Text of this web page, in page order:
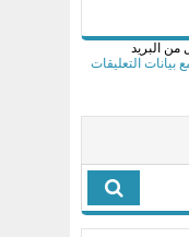
البريد
بيانات التعليقات